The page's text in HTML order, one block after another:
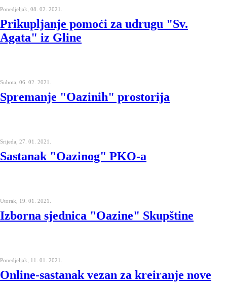
Ponedjeljak, 08. 02. 2021.
Prikupljanje pomoći za udrugu "Sv.
Agata" iz Gline
Subota, 06. 02. 2021.
Spremanje "Oazinih" prostorija
Srijeda, 27. 01. 2021.
Sastanak "Oazinog" PKO-a
Utorak, 19. 01. 2021.
Izborna sjednica "Oazine" Skupštine
Ponedjeljak, 11. 01. 2021.
Online-sastanak vezan za kreiranje nove